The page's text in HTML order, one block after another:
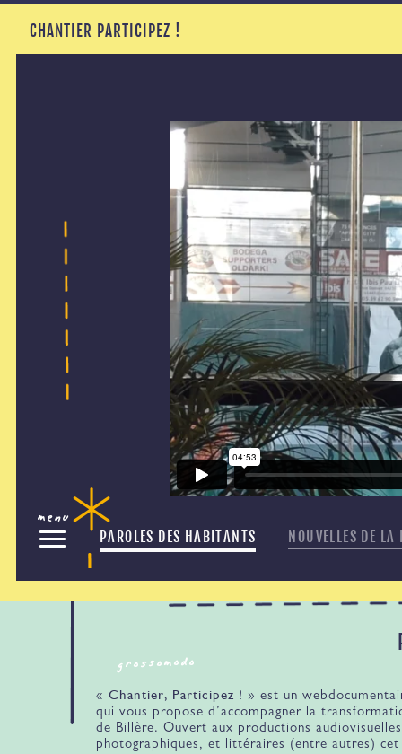
CHANTIER PARTICIPEZ !
menu
PAROLES DES HABITANTS NOUVELLES DE
« Chantier, Participez ! » est un
qui vous propose d’accompagner la
de Billère. Ouvert aux productions
photographiques, et littéraires (entre autres)
grossomodo